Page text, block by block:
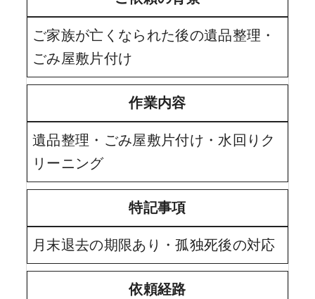
ご家族が亡くなられた後の遺品整理・
ごみ屋敷片付け
作業内容
遺品整理・ごみ屋敷片付け・水回りク
リーニング
特記事項
月末退去の期限あり・孤独死後の対応
依頼経路